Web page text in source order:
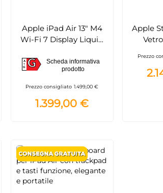
Apple iPad Air 13" M4
Wi-Fi 7 Display Liquid
A
G G G
Scheda informativa
prodotto
Prezzo consigliato 1.499,00 €
1.399,00 €
Apple
Prezzo